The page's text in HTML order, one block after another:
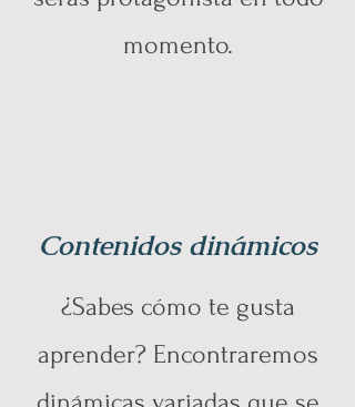
momento.
Contenidos dinámicos
¿Sabes cómo te gusta
aprender? Encontraremos